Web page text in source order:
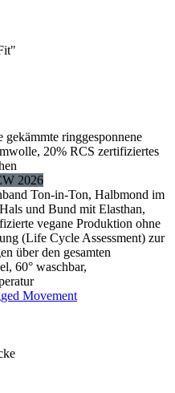
gekämmte ringgesponnene
20% RCS zertifiziertes
2026
Ton-in-Ton, Halbmond im
und Bund mit Elasthan,
vegane Produktion ohne
(Life Cycle Assessment) zur
über den gesamten
60° waschbar,
Movement